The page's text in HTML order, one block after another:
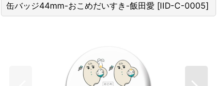
缶バッジ44mm-おこめだいすき-飯田愛 [IID-C-0005]